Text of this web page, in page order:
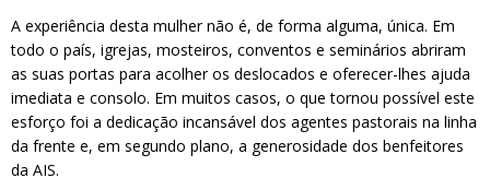
A experiência desta mulher não é, de forma alguma, única. Em
todo o país, igrejas, mosteiros, conventos e seminários abriram
as suas portas para acolher os deslocados e oferecer-lhes ajuda
imediata e consolo. Em muitos casos, o que tornou possível este
esforço foi a dedicação incansável dos agentes pastorais na linha
da frente e, em segundo plano, a generosidade dos benfeitores
da AIS.